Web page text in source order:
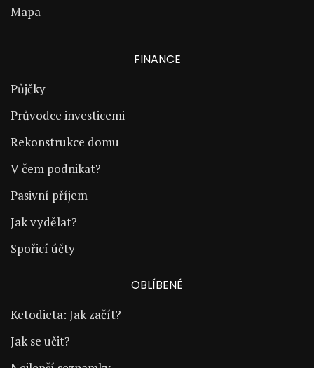
Mapa
FINANCE
Půjčky
Průvodce investicemi
Rekonstrukce domu
V čem podnikat?
Pasivní příjem
Jak vydělat?
Spořicí účty
OBLÍBENÉ
Ketodieta: Jak začít?
Jak se učit?